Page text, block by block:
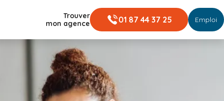
Trouver
mon agence
01 87 44 37 25 Emploi